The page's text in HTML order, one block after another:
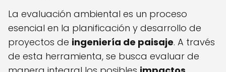
La evaluación ambiental es un proceso
esencial en la planificación y desarrollo de
proyectos de ingeniería de paisaje. A través
de esta herramienta, se busca evaluar de